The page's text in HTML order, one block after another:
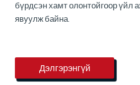
бүрдсэн хамт олонтойгоор үйл
явуулж байна.
Дэлгэрэнгүй